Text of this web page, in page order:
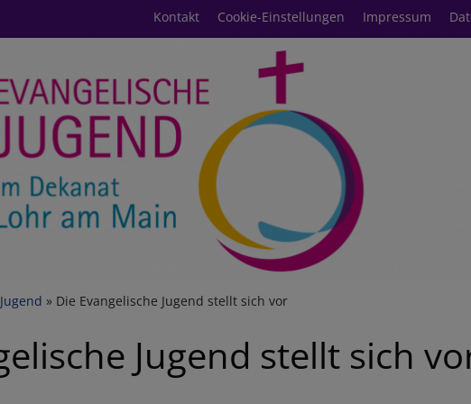
Fußbereichsmenü
Kontakt Cookie-Einstellungen Impressum
Die Evangelische Jugend stellt sich vor
Jugend stellt sich